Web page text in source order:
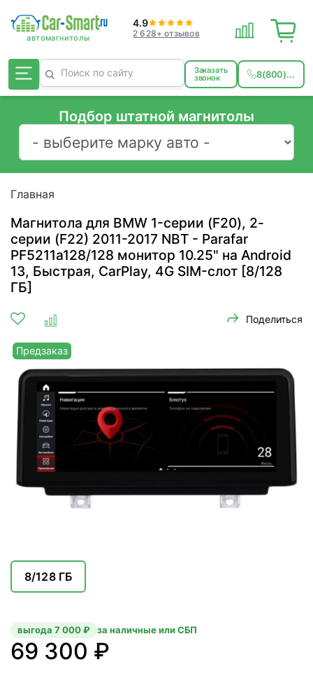
4.9
2 628+ отзывов
Заказать
звонок 8(800)...
Подбор штатной магнитолы
Главная
Магнитола для BMW 1-серии (F20), 2-
серии (F22) 2011-2017 NBT - Parafar
PF5211a128/128 монитор 10.25" на Android
13, Быстрая, CarPlay, 4G SIM-слот [8/128
ГБ]
Поделиться
Предзаказ
8/128 ГБ
69 300 ₽
выгода 7 000 ₽ за наличные или СБП